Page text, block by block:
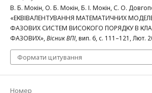
В. Б. Мокін, О. Б. Мокін, Б. І. Мокін, С. О.
«ЕКВІВАЛЕНТУВАННЯ МАТЕМАТИЧНИХ
ФАЗОВИХ СИСТЕМ ВИСОКОГО ПОРЯДКУ В
ФАЗОВИХ»,Вісник ВПІ, вип. 6, с. 111–121, Лют.
Формати цитування
Номер